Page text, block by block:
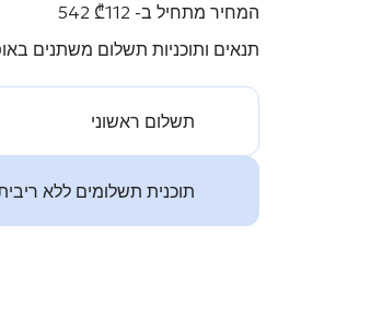
המחיר מתחיל ב- ₾112 542
תנאים ותוכניות תשלום משתנים
תשלום ראשוני
תוכנית תשלומים ללא